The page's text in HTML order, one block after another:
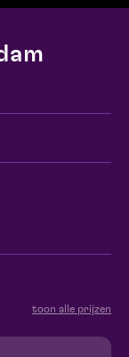
toon alle prijzen